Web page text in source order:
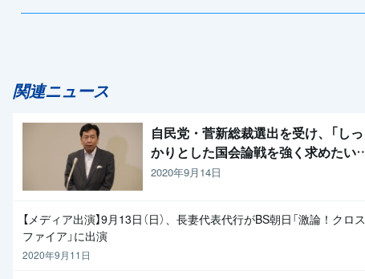
関連ニュース
自民党・菅新総裁選出を受け、「しっ
かりとした国会論戦を強く求めたい」
と枝野代表
2020年9月14日
【メディア出演】9月13日（日）、長妻代表代行がBS朝日「激論！クロス
ファイア」に出演
2020年9月11日